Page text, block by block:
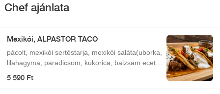
Chef ajánlata
Mexikói, ALPASTOR TACO
pácolt, mexikói sertéstarja, mexikói saláta(uborka,
lilahagyma, paradicsom, kukorica, balzsam ecet,
lime, só, bors, tajin), fokhagymás tejföl Hozzá
5 590 Ft